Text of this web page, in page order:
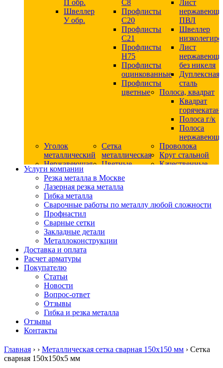
П обр.
Швеллер
У обр.
С8
Профлисты
С20
Профлисты
C21
Профлисты
Н75
Профлисты
оцинкованные
Профлисты
цветные
Лист
ПВЛ
Швеллер
Лист
без никеля
Дуплексная
сталь
Полоса, квадрат
Квадрат
Полоса г/к
Полоса
Уголок
металлический
Сетка
металлическая
Проволока
Круг стальной
Нержавеющая
сталь
Квадрат
нержавеющий
никельсодержащий
Круг
нержавеющий
безникелевый
жаропрочный
Круг
нержавеющий
никельсодержащий
Шестигранник
нержавеющий
никельсодержащий
Шестигранник
нержавеющий
безникелевый
никельсодержащий
Трубы
Цветные
Шестигранник
дюралевый
дюралевый
рифленый
Качественные
Труба
Услуги компании
Резка металла в Москве
Лазерная резка металла
Гибка металла
Сварочные работы по металлу любой сложности
Профнастил
Сварные сетки
Закладные детали
Металлоконструкции
Доставка и оплата
Расчет арматуры
Покупателю
Статьи
Новости
Вопрос-ответ
Отзывы
Гибка и резка металла
Отзывы
Контакты
Главная › › Металлическая сетка сварная 150х150 мм › Сетка
сварная 150х150х5 мм